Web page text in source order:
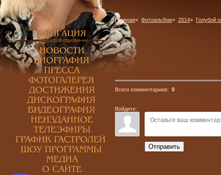
Главная» Фотоальбом» 2014» Голубой
Всего комментариев: 0
Войдите:
Отправить